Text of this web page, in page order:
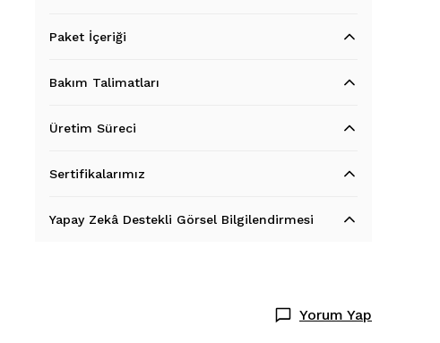
Paket İçeriği
Bakım Talimatları
Üretim Süreci
Sertifikalarımız
Yapay Zekâ Destekli Görsel Bilgilendirmesi
Yorum Yap